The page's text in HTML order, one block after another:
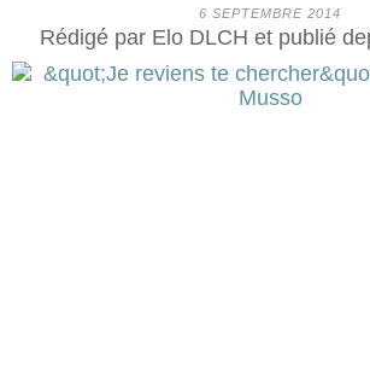
6 SEPTEMBRE 2014
Rédigé par Elo DLCH et publié